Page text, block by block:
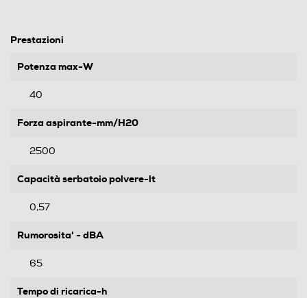
Prestazioni
Potenza max-W
40
Forza aspirante-mm/H20
2500
Capacità serbatoio polvere-lt
0,57
Rumorosita' - dBA
65
Tempo di ricarica-h